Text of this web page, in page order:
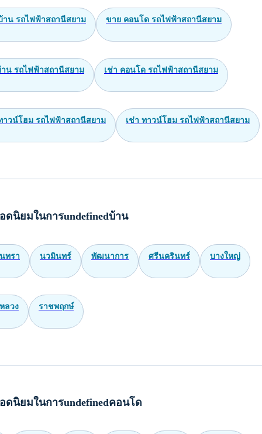
าน รถไฟฟ้าสถานีสยาม ขาย คอนโด รถไฟฟ้าสถานีสยาม
าน รถไฟฟ้าสถานีสยาม เช่า คอนโด รถไฟฟ้าสถานีสยาม
าวน์โฮม รถไฟฟ้าสถานีสยาม เช่า ทาวน์โฮม รถไฟฟ้าสถานีสยาม
ดนิยมในการundefinedบ้าน
ทรา นวมินทร์ พัฒนาการ ศรีนครินทร์ บางใหญ่
ลวง ราชพฤกษ์
ดนิยมในการundefinedคอนโด